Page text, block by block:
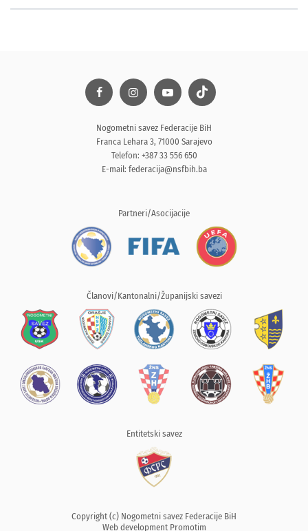
Nogometni savez Federacije BiH
Franca Lehara 3, 71000 Sarajevo
Telefon: +387 33 556 650
E-mail: federacija@nsfbih.ba
Partneri/Asocijacije
Članovi/Kantonalni/Županijski savezi
Entitetski savez
Copyright (c) Nogometni savez Federacije BiH
Web development Promotim